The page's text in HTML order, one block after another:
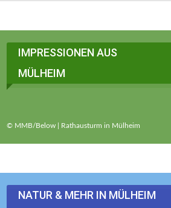
IMPRESSIONEN AUS
MÜLHEIM
© MMB/Below | Rathausturm in Mülheim
NATUR & MEHR IN MÜLHEIM